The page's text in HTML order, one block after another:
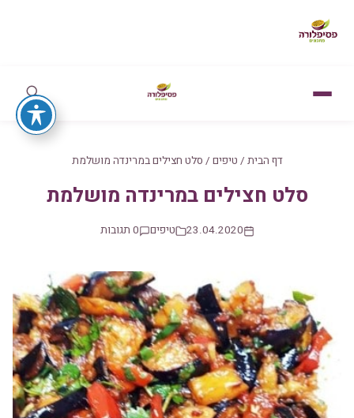
דף הבית / טיפים / סלט חצילים במרינדה מושלמת
סלט חצילים במרינדה מושלמת
23.04.2020 טיפים 0 תגובות